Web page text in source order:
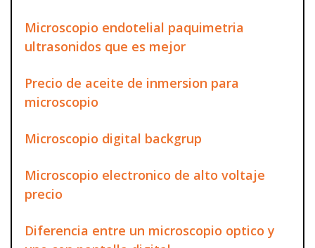
Microscopio endotelial paquimetria
ultrasonidos que es mejor
Precio de aceite de inmersion para
microscopio
Microscopio digital backgrup
Microscopio electronico de alto voltaje
precio
Diferencia entre un microscopio optico y